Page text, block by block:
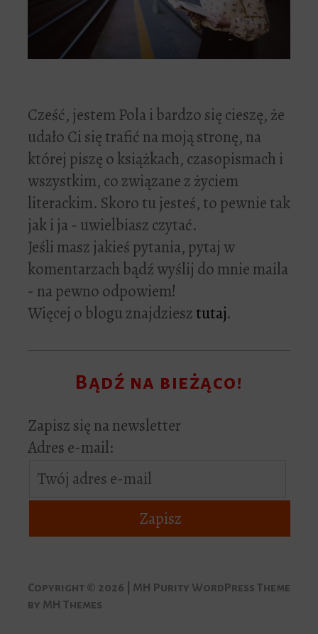
Cześć, jestem Pola i bardzo się cieszę, że
udało Ci się trafić na moją stronę, na
której piszę o książkach, czasopismach i
wszystkim, co związane z życiem
literackim. Skoro tu jesteś, to pewnie tak
jak i ja - uwielbiasz czytać.
Jeśli masz jakieś pytania, pytaj w
komentarzach bądź wyślij do mnie maila
- na pewno odpowiem!
Więcej o blogu znajdziesztutaj.
Bądź na bieżąco!
Zapisz się na newsletter
Adres e-mail:
Copyright © 2026 | MH Purity WordPress Theme
by MH Themes